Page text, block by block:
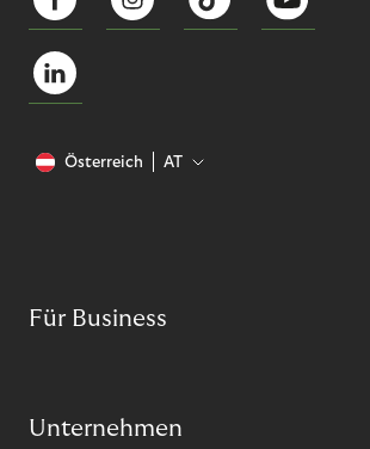
Österreich AT
Für Business
Unternehmen